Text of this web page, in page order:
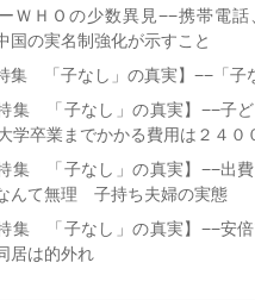
ＷＨＯの少数異見−−携帯電
の実名制強化が示すこと
特集 「子なし」の真実】−−「子
特集 「子なし」の真実】−−子
学卒業までかかる費用は２４０
特集 「子なし」の真実】−−出
んて無理 子持ち夫婦の実態
特集 「子なし」の真実】−−安
居は的外れ